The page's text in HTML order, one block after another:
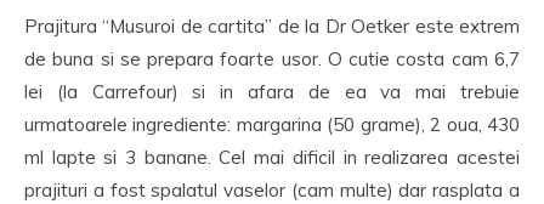
Prajitura “Musuroi de cartita” de la Dr Oetker este extrem
de buna si se prepara foarte usor. O cutie costa cam 6,7
lei (la Carrefour) si in afara de ea va mai trebuie
urmatoarele ingrediente: margarina (50 grame), 2 oua, 430
ml lapte si 3 banane. Cel mai dificil in realizarea acestei
prajituri a fost spalatul vaselor (cam multe) dar rasplata a